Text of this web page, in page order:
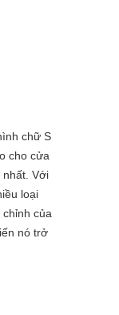
chữ S
cho cửa
nhất. Với
loại
của
nó trở